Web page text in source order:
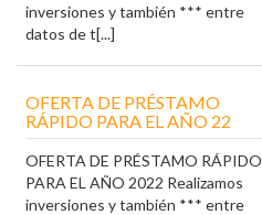
inversiones y también *** entre
datos de t[...]
OFERTA DE PRÉSTAMO
RÁPIDO PARA EL AÑO 22
OFERTA DE PRÉSTAMO RÁPIDO
PARA EL AÑO 2022 Realizamos
inversiones y también *** entre